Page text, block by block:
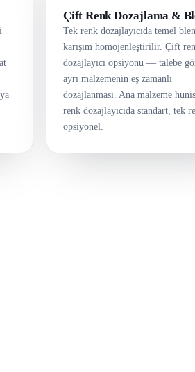
Çift Renk Dozajlama &
Tek renk dozajlayıcıda temel
karışım homojenleştirilir. Çift
dozajlayıcı opsiyonu — talebe
ayrı malzemenin eş zamanlı
dozajlanması. Ana malzeme
renk dozajlayıcıda standart, tek
opsiyonel.